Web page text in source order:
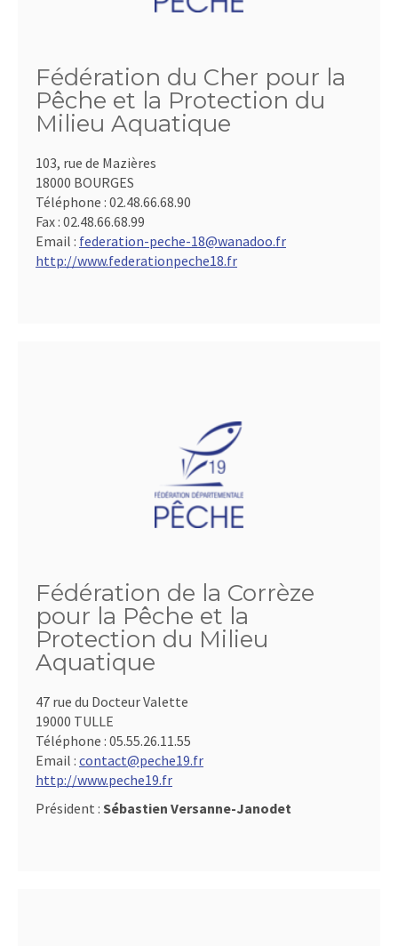
Fédération du Cher pour la
Pêche et la Protection du
Milieu Aquatique
103, rue de Mazières
18000 BOURGES
Téléphone : 02.48.66.68.90
Fax : 02.48.66.68.99
Email : federation-peche-18@wanadoo.fr
http://www.federationpeche18.fr
Fédération de la Corrèze
pour la Pêche et la
Protection du Milieu
Aquatique
47 rue du Docteur Valette
19000 TULLE
Téléphone : 05.55.26.11.55
Email : contact@peche19.fr
http://www.peche19.fr
Président : Sébastien Versanne-Janodet